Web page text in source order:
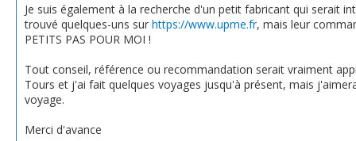
Je suis également à la recherche d'un petit fabricant qui serait
trouvé quelques-uns sur https://www.upme.fr, mais leur
PETITS PAS POUR MOI !
Tout conseil, référence ou recommandation serait vraiment
Tours et j'ai fait quelques voyages jusqu'à présent, mais
voyage.
Merci d'avance